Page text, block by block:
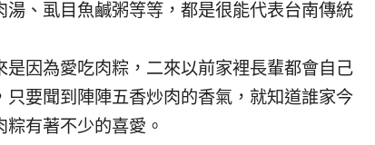
、虱目魚鹹粥等等，都是很能代表台南傳統
因為愛吃肉粽，二來以前家裡長輩都會自己
要聞到陣陣五香炒肉的香氣，就知道誰家今
有著不少的喜愛。